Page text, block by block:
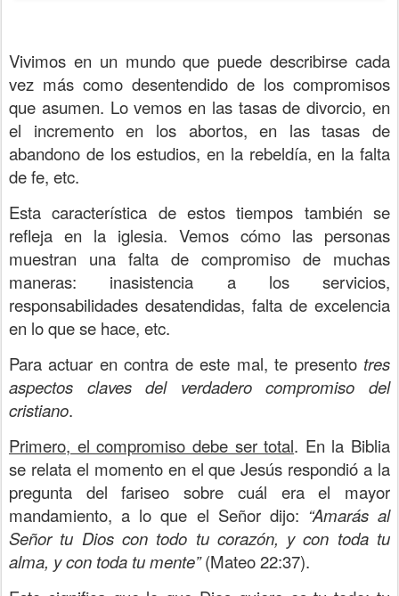
Vivimos en un mundo que puede describirse cada
vez más como desentendido de los compromisos
que asumen. Lo vemos en las tasas de divorcio, en
el incremento en los abortos, en las tasas de
abandono de los estudios, en la rebeldía, en la falta
de fe, etc.
Esta característica de estos tiempos también se
refleja en la iglesia. Vemos cómo las personas
muestran una falta de compromiso de muchas
maneras: inasistencia a los servicios,
responsabilidades desatendidas, falta de excelencia
en lo que se hace, etc.
Para actuar en contra de este mal, te presento tres
aspectos claves del verdadero compromiso del
cristiano.
Primero, el compromiso debe ser total. En la Biblia
se relata el momento en el que Jesús respondió a la
pregunta del fariseo sobre cuál era el mayor
mandamiento, a lo que el Señor dijo: “Amarás al
Señor tu Dios con todo tu corazón, y con toda tu
alma, y con toda tu mente”(Mateo 22:37).